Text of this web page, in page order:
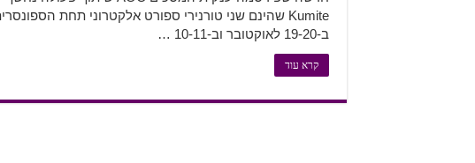
ב-19-20 לאוקטובר וב-10-11 …
קרא עוד